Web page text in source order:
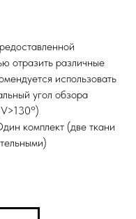
отразить различные
использовать
угол обзора
комплект (две ткани